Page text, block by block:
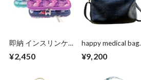
即納 インスリンケ
emerald green
¥2,450
happy medical bag
¥9,200